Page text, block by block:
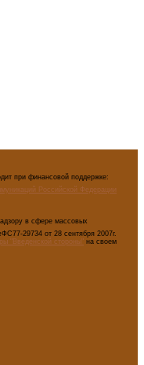
при финансовой поддержке:
Российской Федерации
в сфере массовых
29734 от 28 сентября 2007г.
"Введенской стороны" на своем